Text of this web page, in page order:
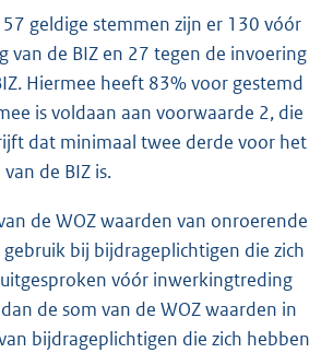
geldige stemmen zijn er 130 vóór
van de BIZ en 27 tegen de invoering
Hiermee heeft 83% voor gestemd
is voldaan aan voorwaarde 2, die
dat minimaal twee derde voor het
de BIZ is.
de WOZ waarden van onroerende
bij bijdrageplichtigen die zich
vóór inwerkingtreding
de som van de WOZ waarden in
bijdrageplichtigen die zich hebben